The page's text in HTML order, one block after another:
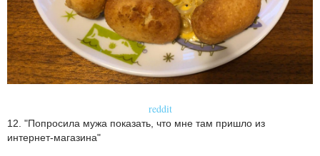
reddit
12. "Попросила мужа показать, что мне там пришло из
интернет-магазина"